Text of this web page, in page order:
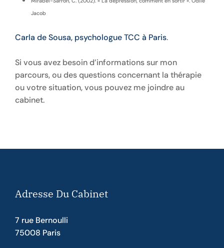
Jacob
Carla de Sousa, psychologue TCC à Paris.
Si vous avez besoin d’informations sur mon
parcours, ou des questions concernant la thérapie
ou votre situation, vous pouvez me joindre au
cabinet.
Adresse Du Cabinet
7 rue Bernoulli
75008 Paris